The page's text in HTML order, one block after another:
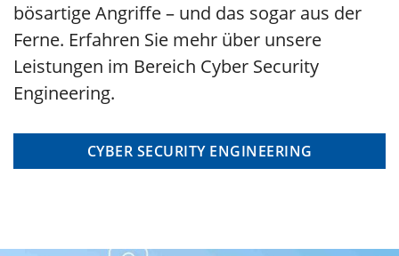
bösartige Angriffe – und das sogar aus der
Ferne. Erfahren Sie mehr über unsere
Leistungen im Bereich Cyber Security
Engineering.
CYBER SECURITY ENGINEERING